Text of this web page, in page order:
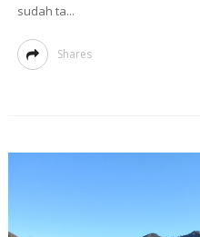
sudah ta...
Shares